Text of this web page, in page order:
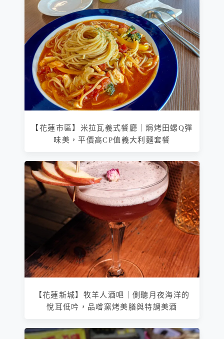
【花蓮市區】米拉瓦義式餐廳｜焗烤田螺Q彈
味美，平價高CP值義大利麵套餐
【花蓮新城】牧羊人酒吧｜側聽月夜海洋的
悅耳低吟，品嚐窯烤美膳與特調美酒